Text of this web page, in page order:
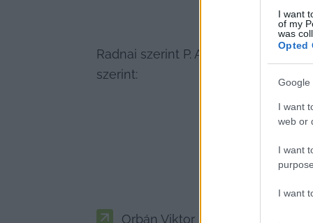
I want
of my
was
Opted
Google
I want
web or
I want
I want
Radnai szerint P. Attila a
szerint:
Orbán Viktor kecskeméti